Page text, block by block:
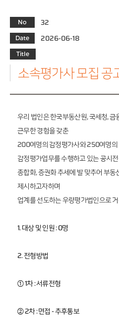
영
이
념
기
업
보
혁
직
도
본
지
사
소
개
감
정
평
가
개
정
비
사
업
평
가
담
보
가
컨
설
팅
기
업
관
련
평
가
기
타
무
영
건
축
공
적
평
가
일
반
래
보
절
차
감
정
평
가
수
수
감
평
가
의
뢰
용
공
고
대
화
식
성
과
인
컨
설
팅
그
채용공고
대화소식
No 32
Date 2026-06-18
Title
소속평가사 모집 공
우리 법인은 한국부동산원, 국세청,
근무한 경험을 갖춘
200여명의 감정평가사와 250여명의
감정평가업무를 수행하고 있는 공시
종합화, 증권화 추세에 발 맞추어 부
제시하고자하며
업계를 선도하는 우량평가법인으로
1. 대상 및 인원 : 0명
2. 전형방법
① 1차 : 서류전형
② 2차 : 면접 - 추후통보